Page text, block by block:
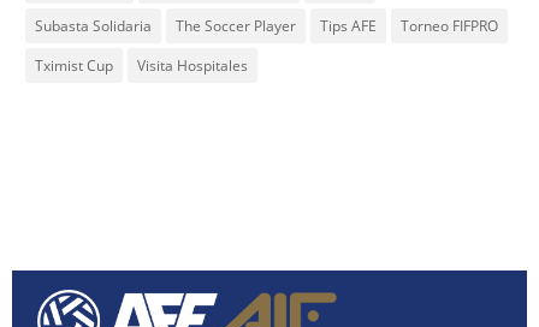
Subasta Solidaria
The Soccer Player Tips AFE
Torneo FIFPRO
Tximist Cup
Visita Hospitales